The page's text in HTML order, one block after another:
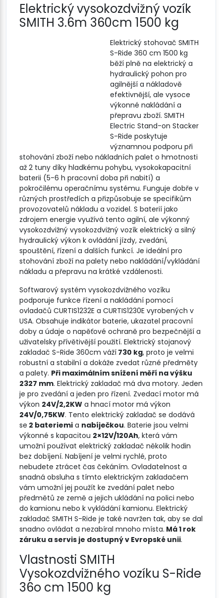
Elektrický vysokozdvižný vozík
SMITH 3.6m 360cm 1500 kg
Elektrický stohovač SMITH
S-Ride 360 ​​cm 1500 kg
běží plně na elektrický a
hydraulický pohon pro
agilnější a nákladově
efektivnější, ale vysoce
výkonné nakládání a
přepravu zboží. SMITH
Electric Stand-on Stacker
S-Ride poskytuje
významnou podporu při
stohování zboží nebo nákladních palet o hmotnosti
až 2 tuny díky hladkému pohybu, vysokokapacitní
baterii (5-6 h pracovní doba při nabití) a
pokročilému operačnímu systému. Funguje dobře v
různých prostředích a přizpůsobuje se specifikům
provozovatelů nákladu a vozidel. S baterií jako
zdrojem energie využívá tento agilní, ale výkonný
vysokozdvižný vysokozdvižný vozík elektrický a silný
hydraulický výkon k ovládání jízdy, zvedání,
spouštění, řízení a dalších funkcí. Je ideální pro
stohování zboží na palety nebo nakládání/vykládání
nákladu a přepravu na krátké vzdálenosti.
Softwarový systém vysokozdvižného vozíku
podporuje funkce řízení a nakládání pomocí
ovladačů CURTIS1232E a CURTIS1230E vyrobených v
USA. Obsahuje indikátor baterie, ukazatel pracovní
doby a údaje o napěťové ochraně pro bezpečnější a
uživatelsky přívětivější použití. Elektrický stojanový
zakladač S-Ride 360cm váží 730 kg, proto je velmi
robustní a stabilní a dokáže zvedat různé předměty
a palety. Při maximálním snížení měří na výšku
2327 mm. Elektrický zakladač má dva motory. Jeden
je pro zvedání a jeden pro řízení. Zvedací motor má
výkon 24V/2,2KW a hnací motor má výkon
24V/0,75KW. Tento elektrický zakladač se dodává
se 2 bateriemi a nabíječkou. Baterie jsou velmi
výkonné s kapacitou 2×12V/120Ah, která vám
umožní používat elektrický zakladač několik hodin
bez dobíjení. Nabíjení je velmi rychlé, proto
nebudete ztrácet čas čekáním. Ovladatelnost a
snadná obsluha s tímto elektrickým zakladačem
vám umožní jej použít ke zvedání palet nebo
předmětů ze země a jejich ukládání na polici nebo
do kamionu nebo k vykládání kamionu. Elektrický
zakladač SMITH S-Ride je také navržen tak, aby se dal
snadno ovládat a nezabíral mnoho místa. Má 1 rok
záruku a servis je dostupný v Evropské unii.
Vlastnosti SMITH
Vysokozdvižného vozíku S-Ride
36o cm 1500 kg